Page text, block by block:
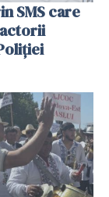
SMS care